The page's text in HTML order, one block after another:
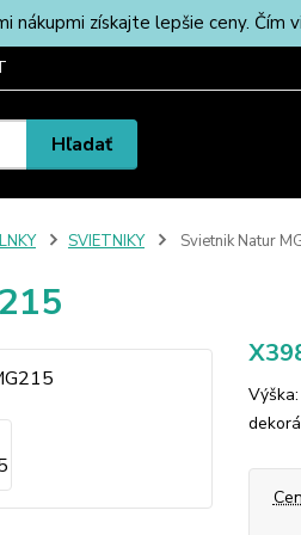
získajte lepšie ceny. Čím
Hľadať
SVIETNIKY Svietnik Natur